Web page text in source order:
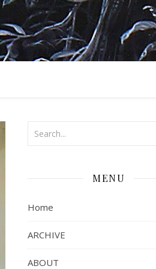
MENU
Home
ARCHIVE
ABOUT